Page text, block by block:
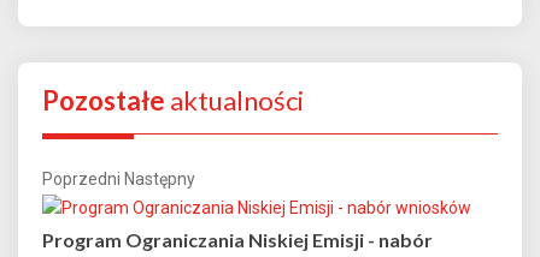
Pozostałe aktualności
Poprzedni Następny
Program Ograniczania Niskiej Emisji - nabór